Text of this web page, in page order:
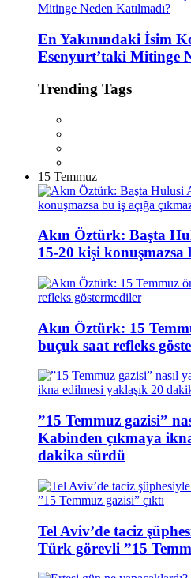
En Yakınındaki İsim
Esenyurt’taki Mitinge
Trending Tags
15 Temmuz
Akın Öztürk: Başta
15-20 kişi konuşmazsa
Akın Öztürk: 15
buçuk saat refleks
”15 Temmuz gazisi”
Kabinden çıkmaya
dakika sürdü
Tel Aviv’de taciz
Türk görevli ”15